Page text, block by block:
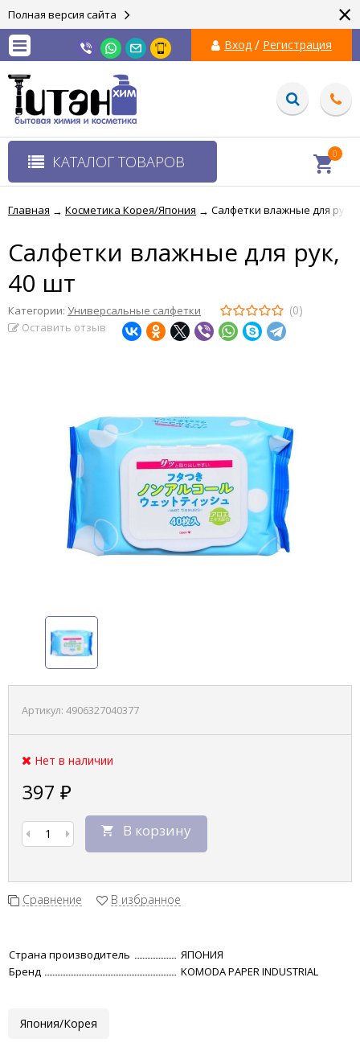
Полная версия сайта ×
Вход / Регистрация
КАТАЛОГ ТОВАРОВ 0
Главная → Косметика Корея/Япония → Салфетки влажные для рук,
Салфетки влажные для рук,
40 шт
Категории: Универсальные салфетки (0)
Оставить отзыв
Артикул: 4906327040377
Нет в наличии
397 ₽
В корзину
Сравнение В избранное
Страна производитель
ЯПОНИЯ
Бренд
KOMODA PAPER INDUSTRIAL
Япония/Корея